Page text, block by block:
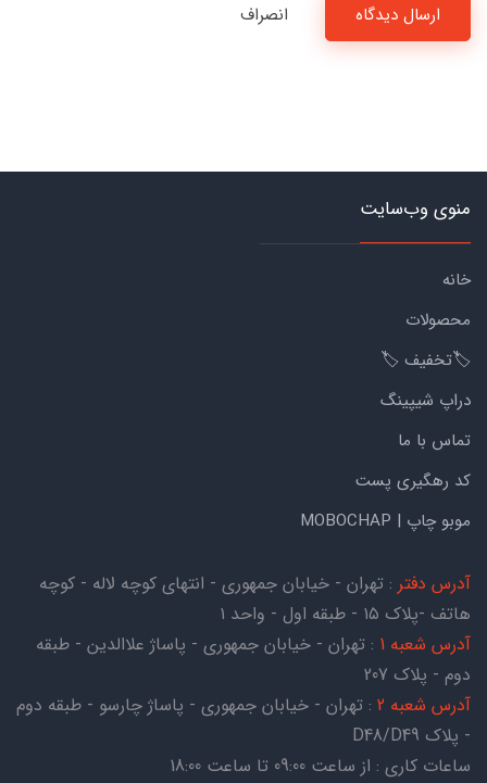
ارسال دیدگاه انصراف
منوی وب‌سایت
خانه
محصولات
🏷️تخفیف 🏷️
دراپ شیپینگ
تماس با ما
کد رهگیری پست
موبو چاپ | MOBOCHAP
آدرس دفتر : تهران - خیابان جمهوری - انتهای کوچه لاله - کوچه
هاتف -پلاک ۱۵ - طبقه اول - واحد ۱
آدرس شعبه 1
: تهران - خیابان جمهوری - پاساژ علاالدین - طبقه
دوم - پلاک 207
آدرس شعبه 2
: تهران - خیابان جمهوری - پاساژ چارسو - طبقه دوم
- پلاک D48/D49
ساعات کاری : از ساعت 09:00 تا ساعت 18:00